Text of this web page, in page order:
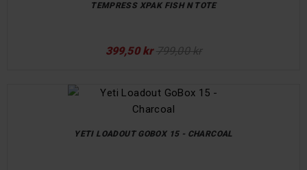
TEMPRESS XPAK FISH N TOTE
399,50 kr 799,00 kr
YETI LOADOUT GOBOX 15 - CHARCOAL